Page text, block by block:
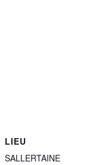
LIEU
SALLERTAINE